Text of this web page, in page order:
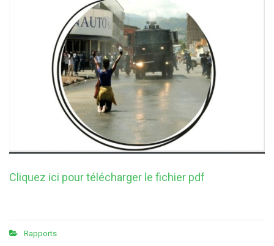
Cliquez ici pour télécharger le fichier pdf
Rapports